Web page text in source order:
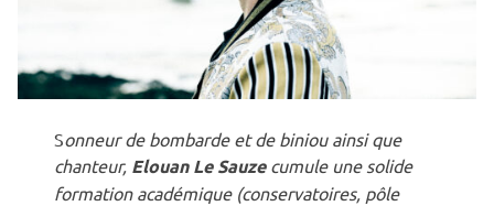
Sonneur de bombarde et de biniou ainsi que
chanteur, Elouan Le Sauzecumule une solide
formation académique (conservatoires, pôle